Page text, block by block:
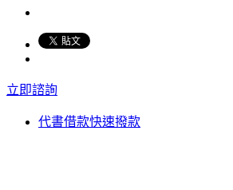
立即諮詢
代書借款快速撥款